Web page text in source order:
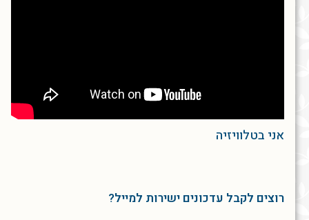
אני בטלוויזיה
רוצים לקבל עדכונים ישירות למייל?